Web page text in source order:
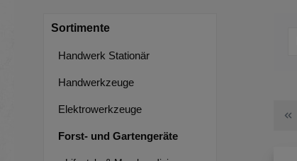
Sortimente
Handwerk Stationär
Handwerkzeuge
Elektrowerkzeuge
Forst- und Gartengeräte